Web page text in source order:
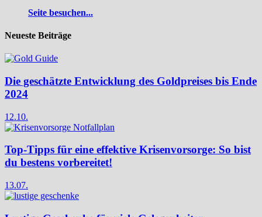
Seite besuchen...
Neueste Beiträge
Die geschätzte Entwicklung des Goldpreises bis Ende
2024
12.10.
Top-Tipps für eine effektive Krisenvorsorge: So bist
du bestens vorbereitet!
13.07.